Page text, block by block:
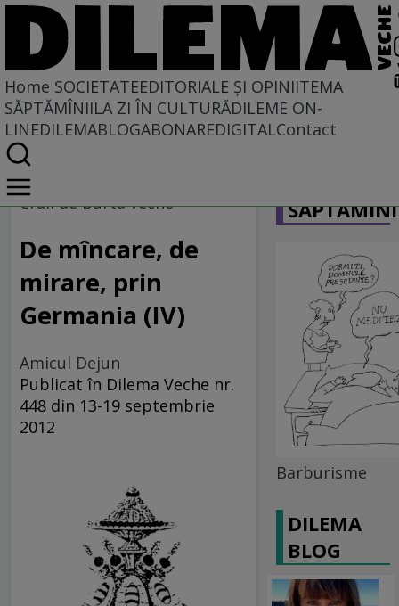
Home SOCIETATEEDITORIALE ȘI OPINIITEMA
SĂPTĂMÎNIILA ZI ÎN CULTURĂDILEME ON-
LINEDILEMABLOGABONAREDIGITALContact
Home
Societate
Craii de burta veche
De mîncare, de
mirare, prin
Germania (IV)
Amicul Dejun
Publicat în Dilema Veche nr.
448 din 13-19 septembrie
2012
Barburisme
DILEMA
BLOG